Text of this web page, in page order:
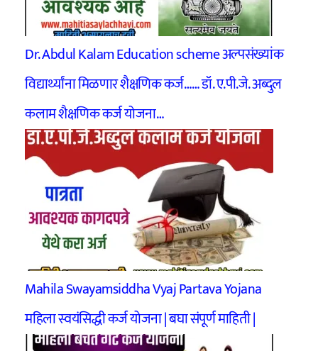
Dr. Abdul Kalam Education scheme अल्पसंख्यांक
विद्यार्थ्यांना मिळणार शैक्षणिक कर्ज…… डॉ. ए.पी.जे. अब्दुल
कलाम शैक्षणिक कर्ज योजना…
Mahila Swayamsiddha Vyaj Partava Yojana
महिला स्वयंसिद्धी कर्ज योजना | बघा संपूर्ण माहिती |